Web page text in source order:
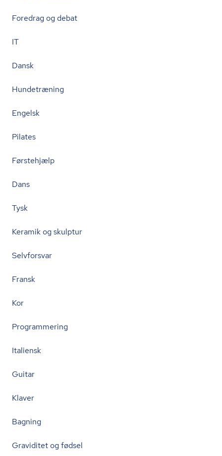
Foredrag og debat
IT
Dansk
Hundetræning
Engelsk
Pilates
Førstehjælp
Dans
Tysk
Keramik og skulptur
Selvforsvar
Fransk
Kor
Programmering
Italiensk
Guitar
Klaver
Bagning
Graviditet og fødsel